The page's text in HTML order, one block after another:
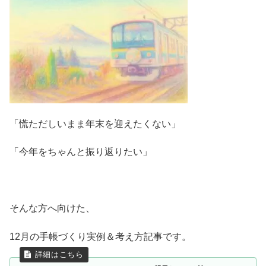
「慌ただしいまま年末を迎えたくない」
「今年をちゃんと振り返りたい」
そんな方へ向けた、
12月の手帳づくり実例＆考え方記事です。